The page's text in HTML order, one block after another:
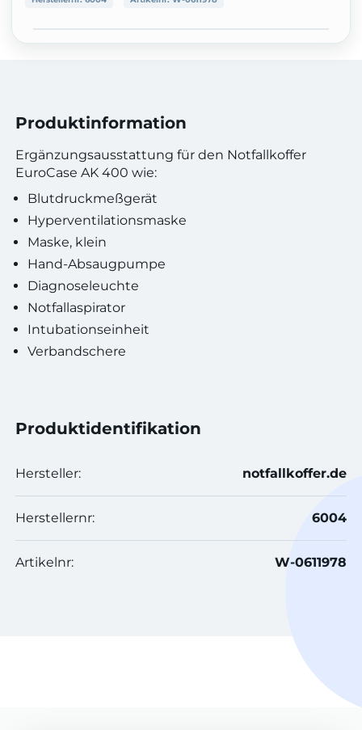
Produktinformation
Ergänzungsausstattung für den Notfallkoffer
EuroCase AK 400 wie:
Blutdruckmeßgerät
Hyperventilationsmaske
Maske, klein
Hand-Absaugpumpe
Diagnoseleuchte
Notfallaspirator
Intubationseinheit
Verbandschere
Produktidentifikation
Hersteller: notfallkoffer.de
Herstellernr: 6004
Artikelnr: W-0611978